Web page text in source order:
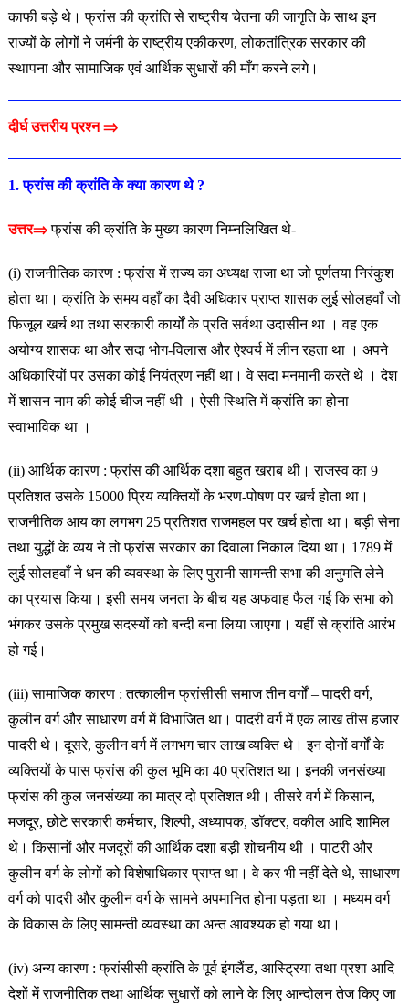
काफी बड़े थे। फ्रांस की क्रांति से राष्ट्रीय चेतना की जागृति के साथ इन
राज्यों के लोगों ने जर्मनी के राष्ट्रीय एकीकरण, लोकतांत्रिक सरकार की
स्थापना और सामाजिक एवं आर्थिक सुधारों की माँग करने लगे।
दीर्घ उत्तरीय प्रश्न ⇒
1. फ्रांस की क्रांति के क्या कारण थे ?
उत्तर⇒फ्रांस की क्रांति के मुख्य कारण निम्नलिखित थे-
(i) राजनीतिक कारण : फ्रांस में राज्य का अध्यक्ष राजा था जो पूर्णतया निरंकुश
होता था। क्रांति के समय वहाँ का दैवी अधिकार प्राप्त शासक लुई सोलहवाँ जो
फिजूल खर्च था तथा सरकारी कार्यों के प्रति सर्वथा उदासीन था । वह एक
अयोग्य शासक था और सदा भोग-विलास और ऐश्वर्य में लीन रहता था । अपने
अधिकारियों पर उसका कोई नियंत्रण नहीं था। वे सदा मनमानी करते थे । देश
में शासन नाम की कोई चीज नहीं थी । ऐसी स्थिति में क्रांति का होना
स्वाभाविक था ।
(ii) आर्थिक कारण : फ्रांस की आर्थिक दशा बहुत खराब थी। राजस्व का 9
प्रतिशत उसके 15000 प्रिय व्यक्तियों के भरण-पोषण पर खर्च होता था।
राजनीतिक आय का लगभग 25 प्रतिशत राजमहल पर खर्च होता था। बड़ी सेना
तथा युद्धों के व्यय ने तो फ्रांस सरकार का दिवाला निकाल दिया था। 1789 में
लुई सोलहवाँ ने धन की व्यवस्था के लिए पुरानी सामन्ती सभा की अनुमति लेने
का प्रयास किया। इसी समय जनता के बीच यह अफवाह फैल गई कि सभा को
भंगकर उसके प्रमुख सदस्यों को बन्दी बना लिया जाएगा। यहीं से क्रांति आरंभ
हो गई।
(iii) सामाजिक कारण : तत्कालीन फ्रांसीसी समाज तीन वर्गों – पादरी वर्ग,
कुलीन वर्ग और साधारण वर्ग में विभाजित था। पादरी वर्ग में एक लाखतीस हजार
पादरी थे। दूसरे, कुलीन वर्ग में लगभग चार लाख व्यक्ति थे। इन दोनों वर्गों के
व्यक्तियों के पास फ्रांस की कुल भूमि का 40 प्रतिशत था। इनकी जनसंख्या
फ्रांस की कुल जनसंख्या का मात्र दो प्रतिशत थी। तीसरे वर्ग में किसान,
मजदूर, छोटे सरकारी कर्मचार, शिल्पी, अध्यापक, डॉक्टर, वकील आदि शामिल
थे। किसानों और मजदूरों की आर्थिक दशा बड़ी शोचनीय थी । पाटरी और
कुलीन वर्ग के लोगों को विशेषाधिकार प्राप्त था। वे कर भी नहीं देते थे, साधारण
वर्ग को पादरी और कुलीन वर्ग के सामने अपमानित होना पड़ता था । मध्यम वर्ग
के विकास के लिए सामन्ती व्यवस्था का अन्त आवश्यक हो गया था।
(iv) अन्य कारण : फ्रांसीसी क्रांति के पूर्व इंगलैंड, आस्ट्रिया तथा प्रशा आदि
देशों में राजनीतिक तथा आर्थिक सुधारों को लाने के लिए आन्दोलन तेज किए जा